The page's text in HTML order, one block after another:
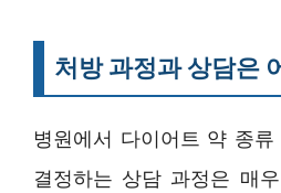
처방 과정과 상담은
병원에서 다이어트 약 종
결정하는 상담 과정은 매